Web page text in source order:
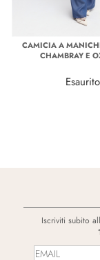
CAMICIA A
CHAMBRAY E
Esaurito
Iscriviti subito